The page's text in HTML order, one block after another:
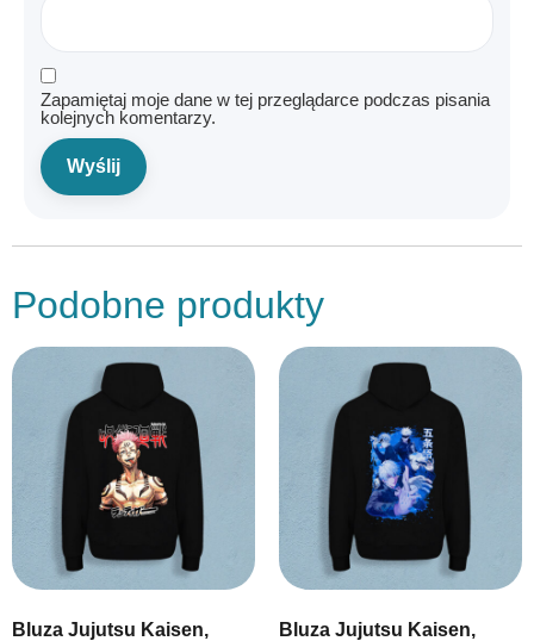
Zapamiętaj moje dane w tej przeglądarce podczas pisania
kolejnych komentarzy.
Podobne produkty
Bluza Jujutsu Kaisen,
Bluza Jujutsu Kaisen,